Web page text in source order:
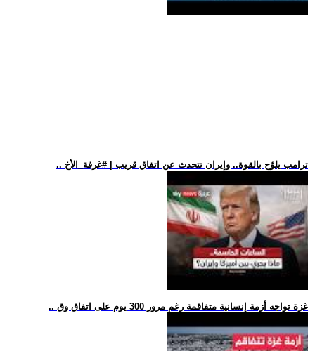
.. ترامب يلوّح بالقوة.. وإيران تتحدث عن اتفاق قريب | #غرفة_الأخ
.. غزة تواجه أزمة إنسانية متفاقمة رغم مرور 300 يوم على اتفاق وق